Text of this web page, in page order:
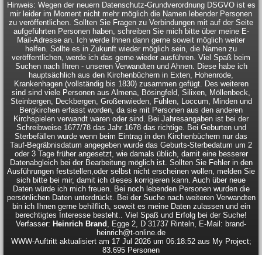
Hinweis: Wegen der neuern Datenschutz-Grundverordnung DSGVO ist es
mir leider im Moment nicht mehr möglich die Namen lebender Personen
zu veröffentlichen. Sollten Sie Fragen zu Verbindungen mit auf der Seite
aufgeführten Personen haben, schreiben Sie mich bitte über meine E-
Mail-Adresse an. Ich werde Ihnen dann gerne soweit möglich weiter
helfen. Sollte es in Zukunft wieder möglich sein, die Namen zu
veröffentlichen, werde ich das gerne wieder ausführen. Viel Spaß beim
Suchen nach Ihren - unseren Verwandten und Ahnen. Diese habe ich
hauptsächlich aus den Kirchenbüchern in Exten, Hohenrode,
Krankenhagen (vollständig bis 1830) zusammen gefügt. Des weiteren
sind sind viele Personen aus Almena, Bösingfeld, Silixen, Möllenbeck,
Steinbergen, Deckbergen, Großenwieden, Fuhlen, Loccum, Minden und
Bergkirchen erfasst worden, da sie mit Personen aus den anderen
Kirchspielen verwandt waren oder sind. Bei Jahresangaben ist bei der
Schreibweise 1677/78 das Jahr 1678 das richtige. Bei Geburten und
Sterbefällen wurde wenn beim Eintrag in den Kirchenbüchern nur das
Tauf-Begräbnisdatum angegeben wurde das Geburts-Sterbedatum um 2
oder 3 Tage früher angesetzt, wie damals üblich, damit eine besserer
Datenabgleich bei der Bearbeitung möglich ist. Sollten Sie Fehler in den
Ausführungen feststellen,oder selbst nicht erscheinen wollen, melden Sie
sich bitte bei mir, damit ich dieses korrigieren kann. Auch über neue
Daten würde ich mich freuen. Bei noch lebenden Personen wurden die
persönlichen Daten unterdrückt. Bei der Suche nach weiteren Verwandten
bin ich Ihnen gerne behilflich, soweit es meine Daten zulassen und ein
berechtigtes Interesse besteht.. Viel Spaß und Erfolg bei der Suche!
Verfasser: Heinrich Brand , Egge 2, D 31737 Rinteln, E-Mail: brand-
heinrich@t-online.de
WWW-Auftritt aktualisiert am 17 Jul 2026 um 06:18:52 aus My Project;
83.695 Personen